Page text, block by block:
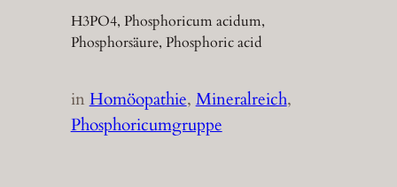
H3PO4, Phosphoricum acidum,
Phosphorsäure, Phosphoric acid
inHomöopathie, Mineralreich
Phosphoricumgruppe